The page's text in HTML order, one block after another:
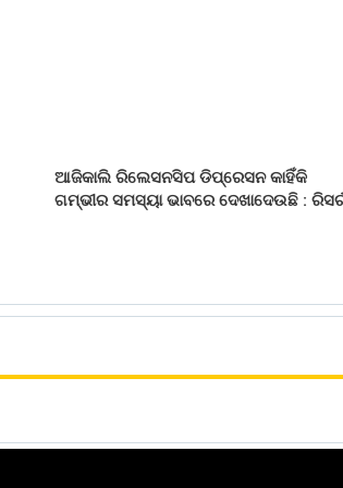
ଆଜିକାଲି ରିଲେସନସିପ ଡିପ୍ରେସନ କାହିଁକି
ଗମ୍ଭୀର ସମସ୍ୟା ଭାବରେ ଦେଖାଦେଉଛି :